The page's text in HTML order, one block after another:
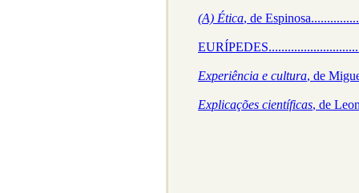
(A) Ética, de
Experiência e cultura, de
Explicações científicas, de